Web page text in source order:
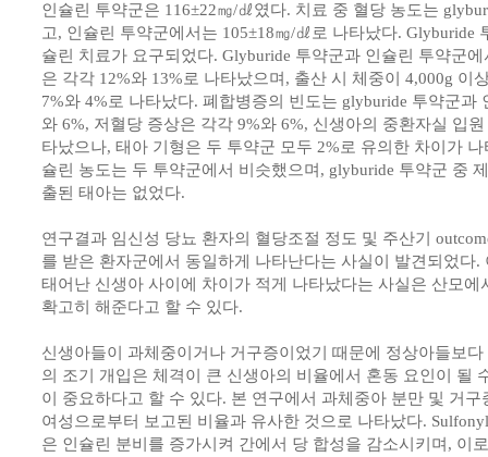
인슐린 투약군은 116±22㎎/㎗였다. 치료 중 혈당 농도는
고, 인슐린 투약군에서는 105±18㎎/㎗로 나타났다. Glyburide
슐린 치료가 요구되었다. Glyburide 투약군과 인슐린 투약군
은 각각 12%와 13%로 나타났으며, 출산 시 체중이 4,000g 이
7%와 4%로 나타났다. 폐합병증의 빈도는 glyburide 투약군과
와 6%, 저혈당 증상은 각각 9%와 6%, 신생아의 중환자실 입
타났으나, 태아 기형은 두 투약군 모두 2%로 유의한 차이가
슐린 농도는 두 투약군에서 비슷했으며, glyburide 투약군 중
출된 태아는 없었다.
연구결과 임신성 당뇨 환자의 혈당조절 정도 및 주산기
를 받은 환자군에서 동일하게 나타난다는 사실이 발견되었다.
태어난 신생아 사이에 차이가 적게 나타났다는 사실은 산모에
확고히 해준다고 할 수 있다.
신생아들이 과체중이거나 거구증이었기 때문에 정상아들보
의 조기 개입은 체격이 큰 신생아의 비율에서 혼동 요인이 될
이 중요하다고 할 수 있다. 본 연구에서 과체중아 분만 및 거
여성으로부터 보고된 비율과 유사한 것으로 나타났다.
은 인슐린 분비를 증가시켜 간에서 당 합성을 감소시키며, 이